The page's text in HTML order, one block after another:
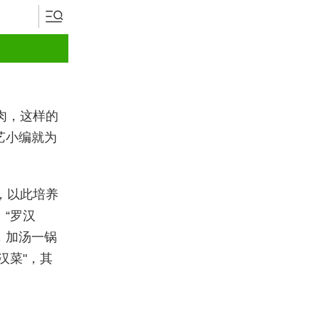
，这样的
小编就为
以此培养
罗汉
加汤一锅
菜"，其